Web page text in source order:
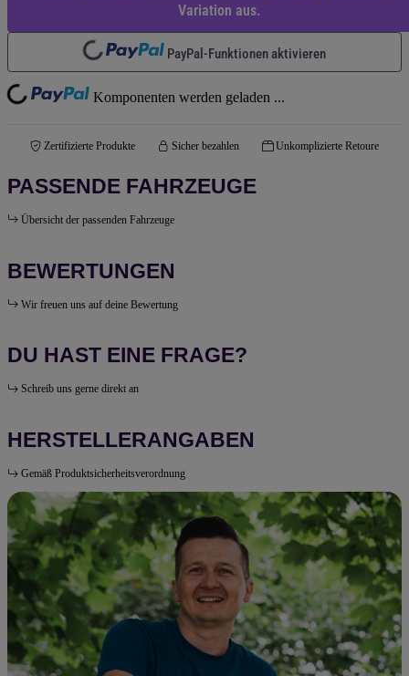
Variation aus.
Loading... PayPal-Funktionen aktivieren
Komponenten werden geladen ...
Zertifizierte Produkte Sicher bezahlen Unkomplizierte Retoure
PASSENDE FAHRZEUGE
Übersicht der passenden Fahrzeuge
BEWERTUNGEN
Wir freuen uns auf deine Bewertung
DU HAST EINE FRAGE?
Schreib uns gerne direkt an
HERSTELLERANGABEN
Gemäß Produktsicherheitsverordnung